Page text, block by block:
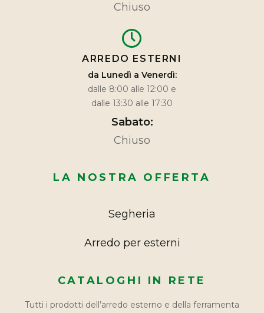
Chiuso
ARREDO ESTERNI
da Lunedì a Venerdì:
dalle 8:00 alle 12:00 e
dalle 13:30 alle 17:30
Sabato:
Chiuso
LA NOSTRA OFFERTA
Segheria
Arredo per esterni
CATALOGHI IN RETE
Tutti i prodotti dell’arredo esterno e della ferramenta